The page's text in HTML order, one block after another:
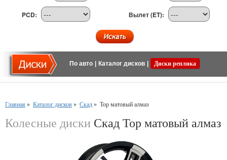
PCD: Вылет (ET):
По авто Каталог дисков Диски реплика
Главная » Каталог дисков » Скад » Тор матовый алмаз
Колесные диски Скад Тор матовый алмаз